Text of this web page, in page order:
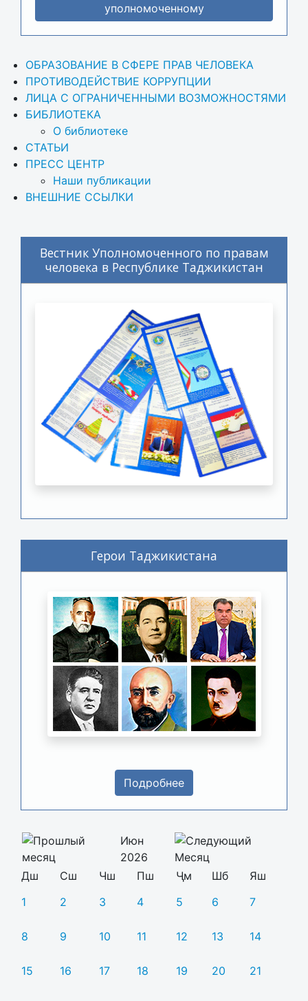
уполномоченному
ОБРАЗОВАНИЕ В СФЕРЕ ПРАВ ЧЕЛОВЕКА
ПРОТИВОДЕЙСТВИЕ КОРРУПЦИИ
ЛИЦА С ОГРАНИЧЕННЫМИ ВОЗМОЖНОСТЯМИ
БИБЛИОТЕКА
О библиотеке
СТАТЬИ
ПРЕСС ЦЕНТР
Наши публикации
ВНЕШНИЕ ССЫЛКИ
Вестник Уполномоченного по правам
человека в Республике Таджикистан
Герои Таджикистана
Подробнее
Июн
2026
Дш
Сш Чш Пш Ҷм Шб
Яш
1
2 3 4 5 6 7
8 9 10 11 12 13 14
15 16 17 18 19 20 21